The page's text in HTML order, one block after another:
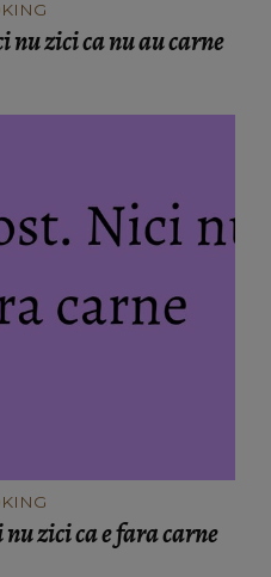
zici ca nu au carne
zici ca e fara carne